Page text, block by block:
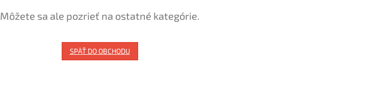
Môžete sa ale pozrieť na ostatné kategórie.
SPÄŤ DO OBCHODU